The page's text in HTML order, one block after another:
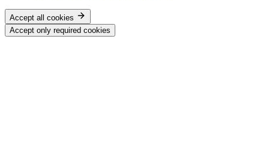
Accept all cookies
Accept only required cookies